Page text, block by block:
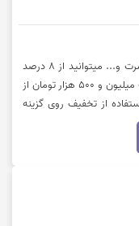
برای خرید انواع مانتو، شال و روسری، شلوار، تیشرت و... میتوانید از 8 درصد
تخفیف تا سقف 500 هزار تومان، با سبد خرید یک میلیون و 500 هزار تومان از
از تخفیف روی گزینه